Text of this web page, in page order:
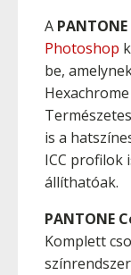
A
Photoshop
be,
is a
ICC profilok
állíthatóak.
PANTONE
Komplett